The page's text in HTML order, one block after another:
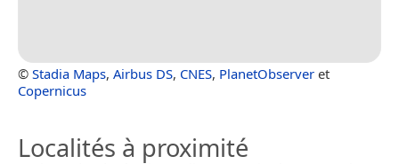
© Stadia Maps, Airbus DS, CNES, PlanetObserver et
Copernicus
Localités à proximité